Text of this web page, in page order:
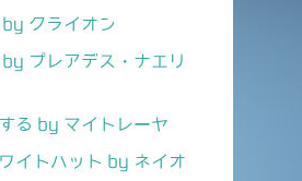
クライオン
プレアデス・ナエリ
る by マイトレーヤ
イトハット by ネイオ